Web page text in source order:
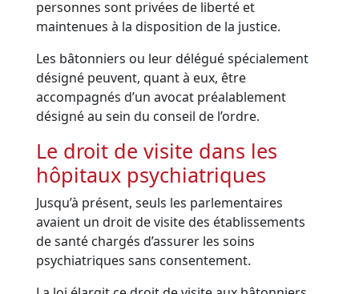
personnes sont privées de liberté et
maintenues à la disposition de la justice.
Les bâtonniers ou leur délégué spécialement
désigné peuvent, quant à eux, être
accompagnés d’un avocat préalablement
désigné au sein du conseil de l’ordre.
Le droit de visite dans les
hôpitaux psychiatriques
Jusqu’à présent, seuls les parlementaires
avaient un droit de visite des établissements
de santé chargés d’assurer les soins
psychiatriques sans consentement.